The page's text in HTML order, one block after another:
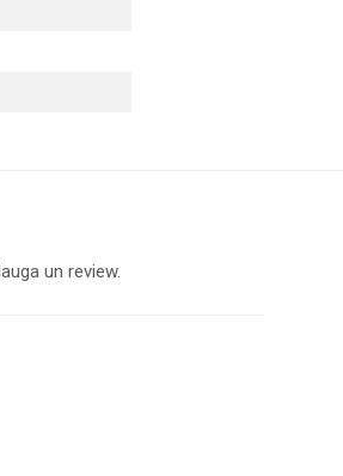
un review.